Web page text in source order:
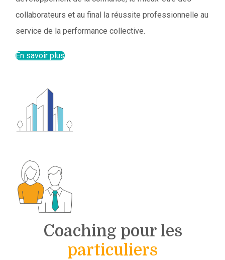
collaborateurs et au final la réussite professionnelle au
service de la performance collective.
En savoir plus
Coaching pour les
particuliers